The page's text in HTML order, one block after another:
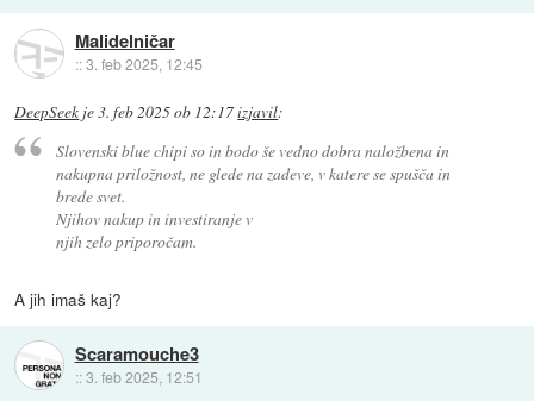
Malidelničar
::3. feb 2025, 12:45
DeepSeek je3. feb 2025 ob 12:17izjavil:
Slovenski blue chipi so in bodo še vedno dobra naložbena in
nakupna priložnost, ne glede na zadeve, v katere se spušča in
brede svet.
Njihov nakup in investiranje v
njih zelo priporočam.
A jih imaš kaj?
Scaramouche3
::3. feb 2025, 12:51